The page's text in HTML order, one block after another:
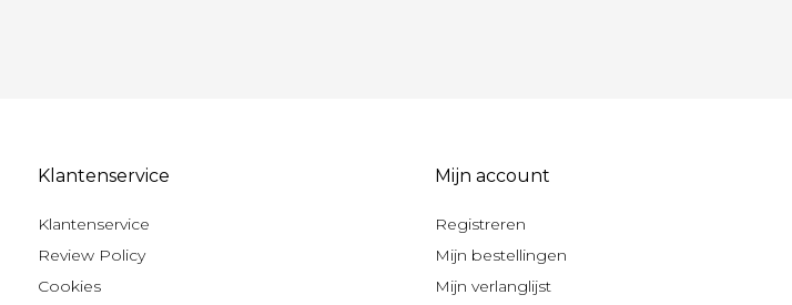
Klantenservice
Klantenservice
Review Policy
Cookies
Mijn account
Registreren
Mijn bestellingen
Mijn verlanglijst